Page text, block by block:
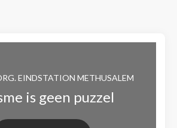
EINDSTATION METHUSALEM
is geen puzzel